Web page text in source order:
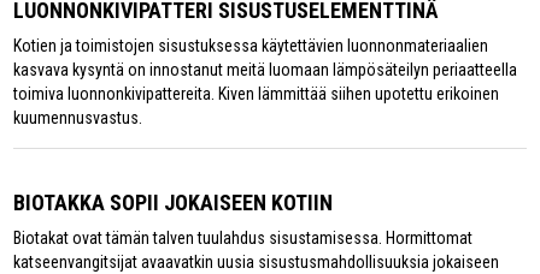
LUONNONKIVIPATTERI SISUSTUSELEMENTTINÄ
Kotien ja toimistojen sisustuksessa käytettävien luonnonmateriaalien
kasvava kysyntä on innostanut meitä luomaan lämpösäteilyn periaatteella
toimiva luonnonkivipattereita. Kiven lämmittää siihen upotettu erikoinen
kuumennusvastus.
BIOTAKKA SOPII JOKAISEEN KOTIIN
Biotakat ovat tämän talven tuulahdus sisustamisessa. Hormittomat
katseenvangitsijat avaavatkin uusia sisustusmahdollisuuksia jokaiseen